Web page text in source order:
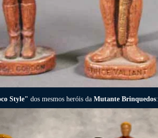
Style" dos mesmos heróis da Mutante Brinquedos: